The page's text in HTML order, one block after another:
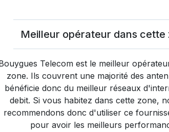
Meilleur opérateur dans cette
Telecom est le meilleur
zone. Ils couvrent une majorité des
bénéficie donc du meilleur réseaux
debit. Si vous habitez dans cette zone,
recommendons donc d'utiliser ce
pour avoir les meilleurs